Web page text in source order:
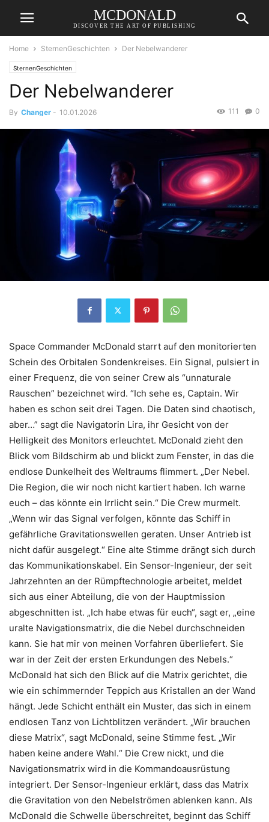
MCDONALD
DISCOVER THE ART OF PUBLISHING
Home SternenGeschichten Der Nebelwanderer
SternenGeschichten
Der Nebelwanderer
By Changer - 10.01.2026 0
111
Space Commander McDonald starrt auf den monitorierten
Schein des Orbitalen Sondenkreises. Ein Signal, pulsiert in
einer Frequenz, die von seiner Crew als “unnaturale
Rauschen” bezeichnet wird. “Ich sehe es, Captain. Wir
haben es schon seit drei Tagen. Die Daten sind chaotisch,
aber…” sagt die Navigatorin Lira, ihr Gesicht von der
Helligkeit des Monitors erleuchtet. McDonald zieht den
Blick vom Bildschirm ab und blickt zum Fenster, in das die
endlose Dunkelheit des Weltraums flimmert. „Der Nebel.
Die Region, die wir noch nicht kartiert haben. Ich warne
euch – das könnte ein Irrlicht sein.“ Die Crew murmelt.
„Wenn wir das Signal verfolgen, könnte das Schiff in
gefährliche Gravitationswellen geraten. Unser Antrieb ist
nicht dafür ausgelegt.“ Eine alte Stimme drängt sich durch
das Kommunikationskabel. Ein Sensor-Ingenieur, der seit
Jahrzehnten an der Rümpftechnologie arbeitet, meldet
sich aus einer Abteilung, die von der Hauptmission
abgeschnitten ist. „Ich habe etwas für euch“, sagt er, „eine
uralte Navigationsmatrix, die die Nebel durchschneiden
kann. Sie hat mir von meinen Vorfahren überliefert. Sie
war in der Zeit der ersten Erkundungen des Nebels.“
McDonald hat sich den Blick auf die Matrix gerichtet, die
wie ein schimmernder Teppich aus Kristallen an der Wand
hängt. Jede Schicht enthält ein Muster, das sich in einem
endlosen Tanz von Lichtblitzen verändert. „Wir brauchen
diese Matrix“, sagt McDonald, seine Stimme fest. „Wir
haben keine andere Wahl.“ Die Crew nickt, und die
Navigationsmatrix wird in die Kommandoausrüstung
integriert. Der Sensor-Ingenieur erklärt, dass das Matrix
die Gravitation von den Nebelströmen ablenken kann. Als
McDonald die Schwelle überschreitet, beginnt das Schiff